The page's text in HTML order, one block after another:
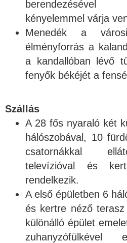
kényelemmel várja
Menedék a
élményforrás a
a kandallóban lévő
fenyők békéjét a
Szállás
A 28 fős nyaraló két
hálószobával, 10
csatornákkal
televízióval és
rendelkezik.
A első épületben 6
és kertre néző
különálló épület
zuhanyzófülkével